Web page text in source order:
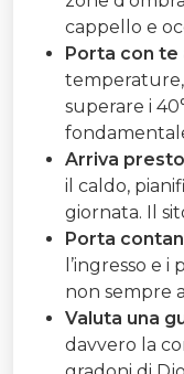
cappello e
Porta con te
superare i
Arriva
il caldo,
giornata. Il
Porta
l’ingresso e
non sempre
Valuta una
davvero la